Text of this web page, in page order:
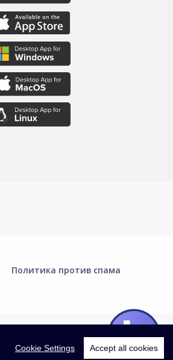
Политика против спама
Cookie Settings Accept all cookies